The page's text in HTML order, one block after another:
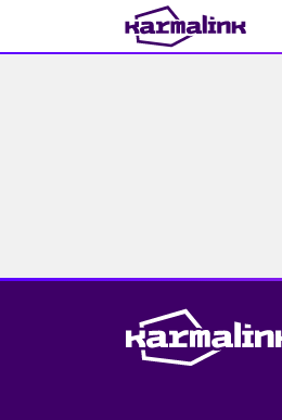
Main Navigation